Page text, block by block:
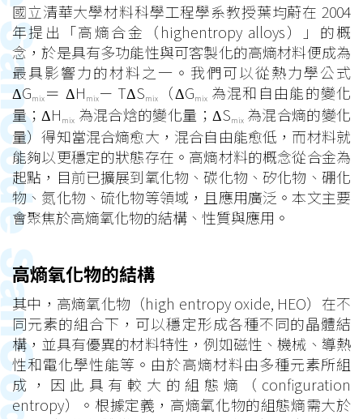
國立清華大學材料科學工程學系教授葉均蔚在 2004
年提出「高熵合金（highentropy alloys）」的概
念，於是具有多功能性與可客製化的高熵材料便成為
最具影響力的材料之一。我們可以從熱力學公式
ΔGmix ＝ ΔH mix－ TΔSmix （ΔGmix為混和自由能的變化
量；ΔH mix 為混合焓的變化量；ΔSmix為混合熵的變化
量）得知當混合熵愈大，混合自由能愈低，而材料就
能夠以更穩定的狀態存在。高熵材料的概念從合金為
起點，目前已擴展到氧化物、碳化物、矽化物、硼化
物、氮化物、硫化物等領域，且應用廣泛。本文主要
會聚焦於高熵氧化物的結構、性質與應用。
高熵氧化物的結構
其中，高熵氧化物（high entropy oxide, HEO）在不
同元素的組合下，可以穩定形成各種不同的晶體結
構，並具有優異的材料特性，例如磁性、機械、導熱
性和電化學性能等。由於高熵材料由多種元素所組
成，因此具有較大的組態熵（configuration
entropy）。根據定義，高熵氧化物的組態熵需大於